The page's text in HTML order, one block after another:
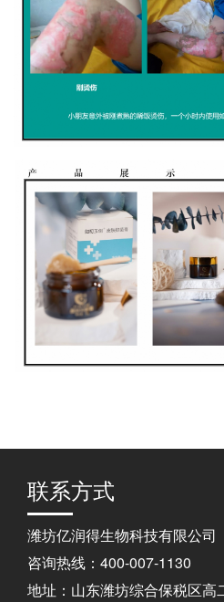
联系方式
潍坊亿润得生物科技有限公司
咨询热线：400-007-1130
地址：山东潍坊综合保税区高